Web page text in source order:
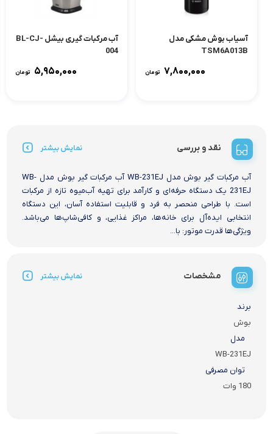
آسیاب بوش مشکی مدل
TSM6A013B
۷,۸۰۰,۰۰۰ تومان
آب مرکبات گیری بیشل BL-CJ-
004
۵,۹۵۰,۰۰۰ تومان
نقد و بررسی نمایش بیشتر
آب مرکبات گیر بوش مدل WB-231EJ آب مرکبات گیر بوش مدل WB-
231EJ یک دستگاه حرفه‌ای و کارآمد برای تهیه آب‌میوه تازه از مرکبات
است. با طراحی منحصر به فرد و قابلیت استفاده آسان، این دستگاه
انتخابی ایده‌آل برای خانه‌ها، مراکز غذایی، و کافی‌شاپ‌ها می‌باشد.
ویژگی‌ها قدرت موتور: با...
مشخصات نمایش بیشتر
برند
بوش
مدل
WB-231EJ
توان مصرفی
180 وات